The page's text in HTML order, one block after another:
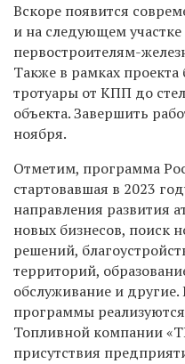
Вскоре появится
и на следующем
первостроителям-
Также в рамках
тротуары от КПП до
объекта. Завершить
ноября.
Отметим, программа
стартовавшая в 2023
направления развития
новых бизнесов, поиск
решений,
территорий,
обслуживание и
программы
Топливной компании
присутствия